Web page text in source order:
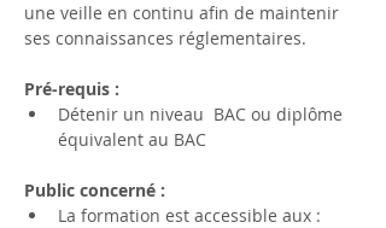
une veille en continu afin de maintenir
ses connaissances réglementaires.
Pré-requis :
Détenir un niveau  BAC ou diplôme
équivalent au BAC
Public concerné :
La formation est accessible aux :